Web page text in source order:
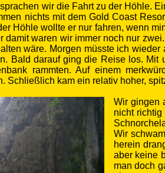
wir die Fahrt zu der Höhle.
nichts mit dem Gold Coast
Höhle wollte er nur fahren, wenn
damit waren wir immer noch nur
wäre. Morgen müsste ich
Bald darauf ging die Reise los.
rammten. Auf einem
Schließlich kam ein relativ hoher,
Wir gingen
nicht
Wir
herein
aber keine
man doch